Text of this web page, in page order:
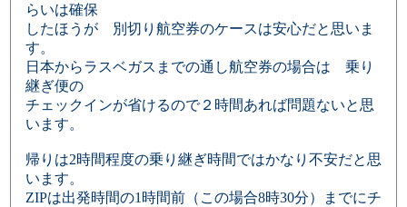
らいは確保
したほうが 別切り航空券のケースは安心だと思いま
す。
日本からラスベガスまでの通し航空券の場合は 乗り
継ぎ便の
チェックインが省けるので２時間あれば問題ないと思
います。
帰りは2時間程度の乗り継ぎ時間ではかなり不安だと思
います。
ZIPは出発時間の1時間前（この場合8時30分）までにチ